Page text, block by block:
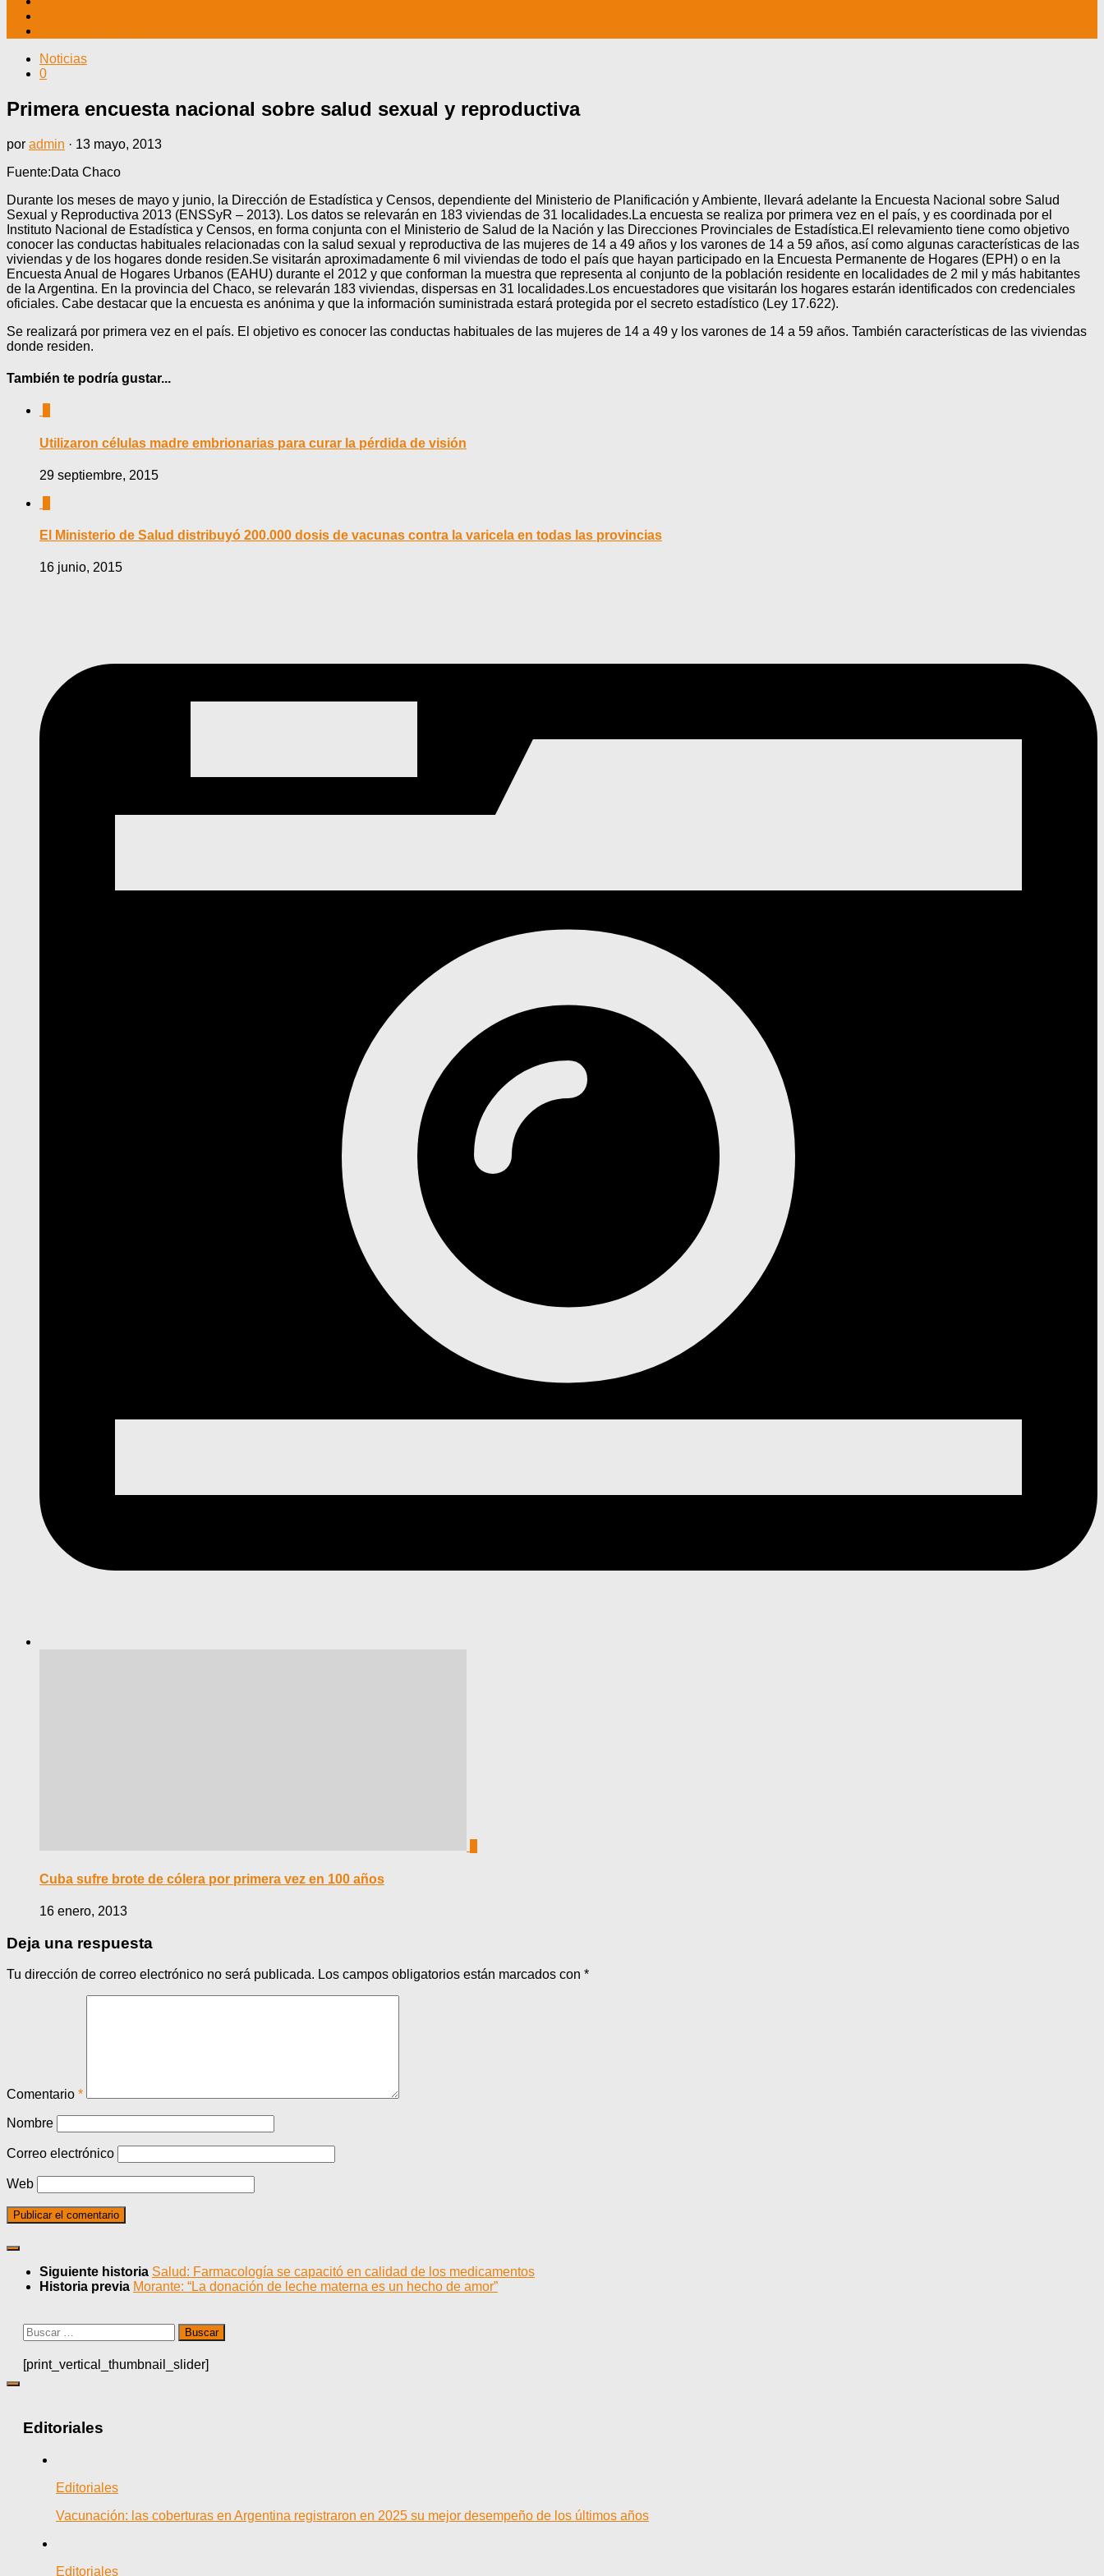
Noticias
0
Primera encuesta nacional sobre salud sexual y reproductiva
por admin · 13 mayo, 2013
Fuente:Data Chaco
Durante los meses de mayo y junio, la Dirección de Estadística y Censos, dependiente del Ministerio de Planificación y Ambiente, llevará adelante la Encuesta Nacional sobre Salud
Sexual y Reproductiva 2013 (ENSSyR – 2013). Los datos se relevarán en 183 viviendas de 31 localidades.La encuesta se realiza por primera vez en el país, y es coordinada por el
Instituto Nacional de Estadística y Censos, en forma conjunta con el Ministerio de Salud de la Nación y las Direcciones Provinciales de Estadística.El relevamiento tiene como objetivo
conocer las conductas habituales relacionadas con la salud sexual y reproductiva de las mujeres de 14 a 49 años y los varones de 14 a 59 años, así como algunas características de las
viviendas y de los hogares donde residen.Se visitarán aproximadamente 6 mil viviendas de todo el país que hayan participado en la Encuesta Permanente de Hogares (EPH) o en la
Encuesta Anual de Hogares Urbanos (EAHU) durante el 2012 y que conforman la muestra que representa al conjunto de la población residente en localidades de 2 mil y más habitantes
de la Argentina. En la provincia del Chaco, se relevarán 183 viviendas, dispersas en 31 localidades.Los encuestadores que visitarán los hogares estarán identificados con credenciales
oficiales. Cabe destacar que la encuesta es anónima y que la información suministrada estará protegida por el secreto estadístico (Ley 17.622).
Se realizará por primera vez en el país. El objetivo es conocer las conductas habituales de las mujeres de 14 a 49 y los varones de 14 a 59 años. También características de las viviendas
donde residen.
También te podría gustar...
Utilizaron células madre embrionarias para curar la pérdida de visión
29 septiembre, 2015
El Ministerio de Salud distribuyó 200.000 dosis de vacunas contra la varicela en todas las provincias
16 junio, 2015
Cuba sufre brote de cólera por primera vez en 100 años
16 enero, 2013
Deja una respuesta
Tu dirección de correo electrónico no será publicada. Los campos obligatorios están marcados con *
Comentario *
Nombre
Correo electrónico
Web
Siguiente historia Salud: Farmacología se capacitó en calidad de los medicamentos
Historia previa Morante: “La donación de leche materna es un hecho de amor”
Buscar:
[print_vertical_thumbnail_slider]
Editoriales
Editoriales
Vacunación: las coberturas en Argentina registraron en 2025 su mejor desempeño de los últimos años
Editoriales